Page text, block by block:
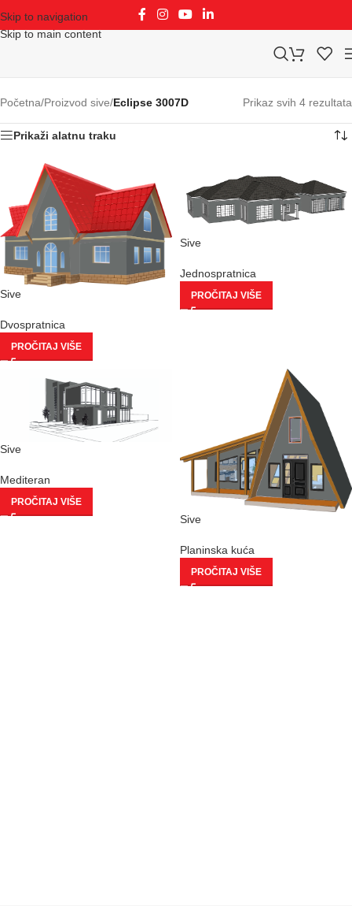
Skip to navigation
Skip to main content
Početna/Proizvod sive/Eclipse 3007D Prikaz svih 4 rezultata
Prikaži alatnu traku
Sive
Dvospratnica
PROČITAJ VIŠE
Sive
Jednospratnica
PROČITAJ VIŠE
Sive
Mediteran
PROČITAJ VIŠE
Sive
Planinska kuća
PROČITAJ VIŠE